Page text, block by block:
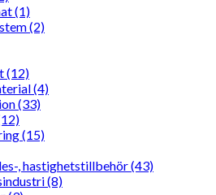
(1)
(2)
(12)
(4)
(33)
(15)
, hastighetstillbehör (43)
(8)